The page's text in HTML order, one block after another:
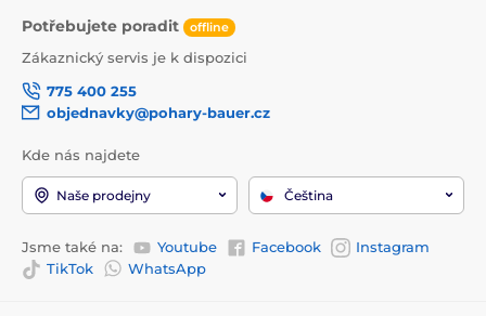
Potřebujete poradit offline
Zákaznický servis je k dispozici
775 400 255
objednavky@pohary-bauer.cz
Kde nás najdete
Naše prodejny Čeština
Jsme také na: Youtube Facebook
Instagram
TikTok
WhatsApp